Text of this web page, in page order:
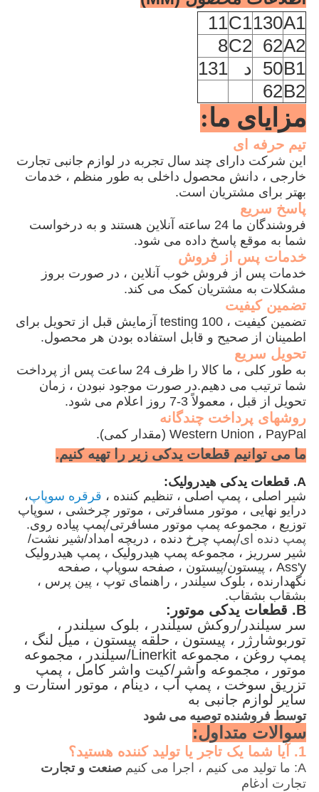
A1
130
C1
11
A2
62
C2
8
B1
50 د
131
B2
62
مزایای ما:
تیم حرفه ای
این شرکت دارای چند سال تجربه در لوازم جانبی تجارت
خارجی ، دانش محصول داخلی به طور منظم ، خدمات
بهتر برای مشتریان است.
پاسخ سریع
فروشندگان ما 24 ساعته آنلاین هستند و به درخواست
شما به موقع پاسخ داده می شود.
خدمات پس از فروش
خدمات پس از فروش خوب آنلاین ، در صورت بروز
مشکلات به مشتریان کمک می کند.
تضمین کیفیت
تضمین کیفیت ، 100 testing آزمایش قبل از تحویل برای
اطمینان از صحیح و قابل استفاده بودن هر محصول.
تحویل سریع
به طور کلی ، ما کالا را ظرف 24 ساعت پس از پرداخت
شما ترتیب می دهیم.در صورت موجود نبودن ، زمان
تحویل از قبل ، معمولاً 3-7 روز اعلام می شود.
روشهای پرداخت چندگانه
Western Union ، PayPal (مقدار کمی).
ما می توانیم قطعات یدکی زیر را تهیه کنیم.
A. قطعات یدکی هیدرولیک:
شیر اصلی ، پمپ اصلی ، تنظیم کننده ، قرقره سوپاپ،
درایو نهایی ، موتور مسافرتی ، موتور چرخشی ، سوپاپ
توزیع ، مجموعه پمپ موتور مسافرتی/پمپ پیاده روی.
پمپ دنده ای/پمپ چرخ دنده ، دریچه امداد/شیر نشت/
شیر سرریز ، مجموعه پمپ هیدرولیک ، پمپ هیدرولیک
Ass'y ، پیستون/پیستون ، صفحه سوپاپ ، صفحه
نگهدارنده ، بلوک سیلندر ، راهنمای توپ ، پین پرس ،
بشقاب بشقاب.
B. قطعات یدکی موتور:
سر سیلندر/روکش سیلندر ، بلوک سیلندر ،
توربوشارژر ، پیستون ، حلقه پیستون ، میل لنگ ،
پمپ روغن ، مجموعه Linerkit/سیلندر ، مجموعه
موتور ، مجموعه واشر/کیت واشر کامل ، پمپ
تزریق سوخت ، پمپ آب ، دینام ، موتور استارت و
سایر لوازم جانبی به
توسط فروشنده توصیه می شود
سوالات متداول:
1. آیا شما یک تاجر یا تولید کننده هستید؟
A: ما تولید می کنیم ، اجرا می کنیم
صنعت و تجارت
تجارت ادغام